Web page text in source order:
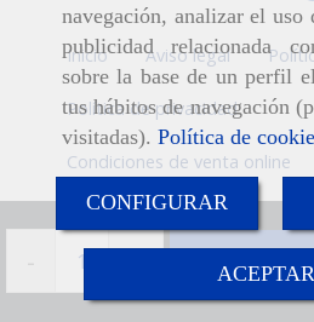
navegación, analizar el
publicidad relacionada
sobre la base de un perfil
tus hábitos de navegación
visitadas). Política de
CONFIGURAR
ACEPTAR
+
Inicio Aviso legal
Política de privacidad
Condiciones de venta online